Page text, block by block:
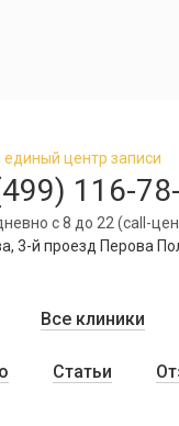
единый центр записи
116-
с 8 до 22 (call-
3-й проезд Перова
Все клиники
Статьи